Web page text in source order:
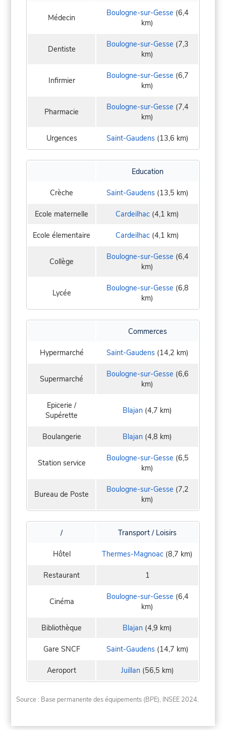
Médecin Boulogne-sur-Gesse (6,4
km)
Dentiste Boulogne-sur-Gesse (7,3
km)
Infirmier Boulogne-sur-Gesse (6,7
km)
Pharmacie Boulogne-sur-Gesse (7,4
km)
Urgences Saint-Gaudens(13,6 km)
Education
Crèche Saint-Gaudens(13,5 km)
Ecole maternelle Cardeilhac (4,1 km)
Ecole élementaire Cardeilhac (4,1 km)
Collège Boulogne-sur-Gesse (6,4
km)
Lycée Boulogne-sur-Gesse (6,8
km)
Commerces
Hypermarché Saint-Gaudens(14,2 km)
Supermarché Boulogne-sur-Gesse (6,6
km)
Epicerie /
Supérette
Blajan (4,7 km)
Boulangerie Blajan (4,8 km)
Station service Boulogne-sur-Gesse (6,5
km)
Bureau de Poste Boulogne-sur-Gesse (7,2
km)
/ Transport / Loisirs
Hôtel Thermes-Magnoac (8,7 km)
Restaurant 1
Cinéma Boulogne-sur-Gesse (6,4
km)
Bibliothèque Blajan (4,9 km)
Gare SNCF Saint-Gaudens(14,7 km)
Aeroport Juillan(56,5 km)
Source : Base permanente des équipements (BPE), INSEE 2024.